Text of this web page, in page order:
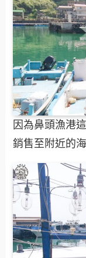
因為鼻頭漁港
銷售至附近的